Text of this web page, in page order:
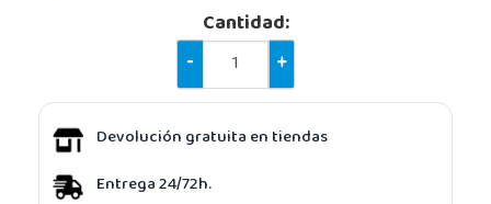
Cantidad:
-
+
Devolución gratuita en tiendas
Entrega 24/72h.